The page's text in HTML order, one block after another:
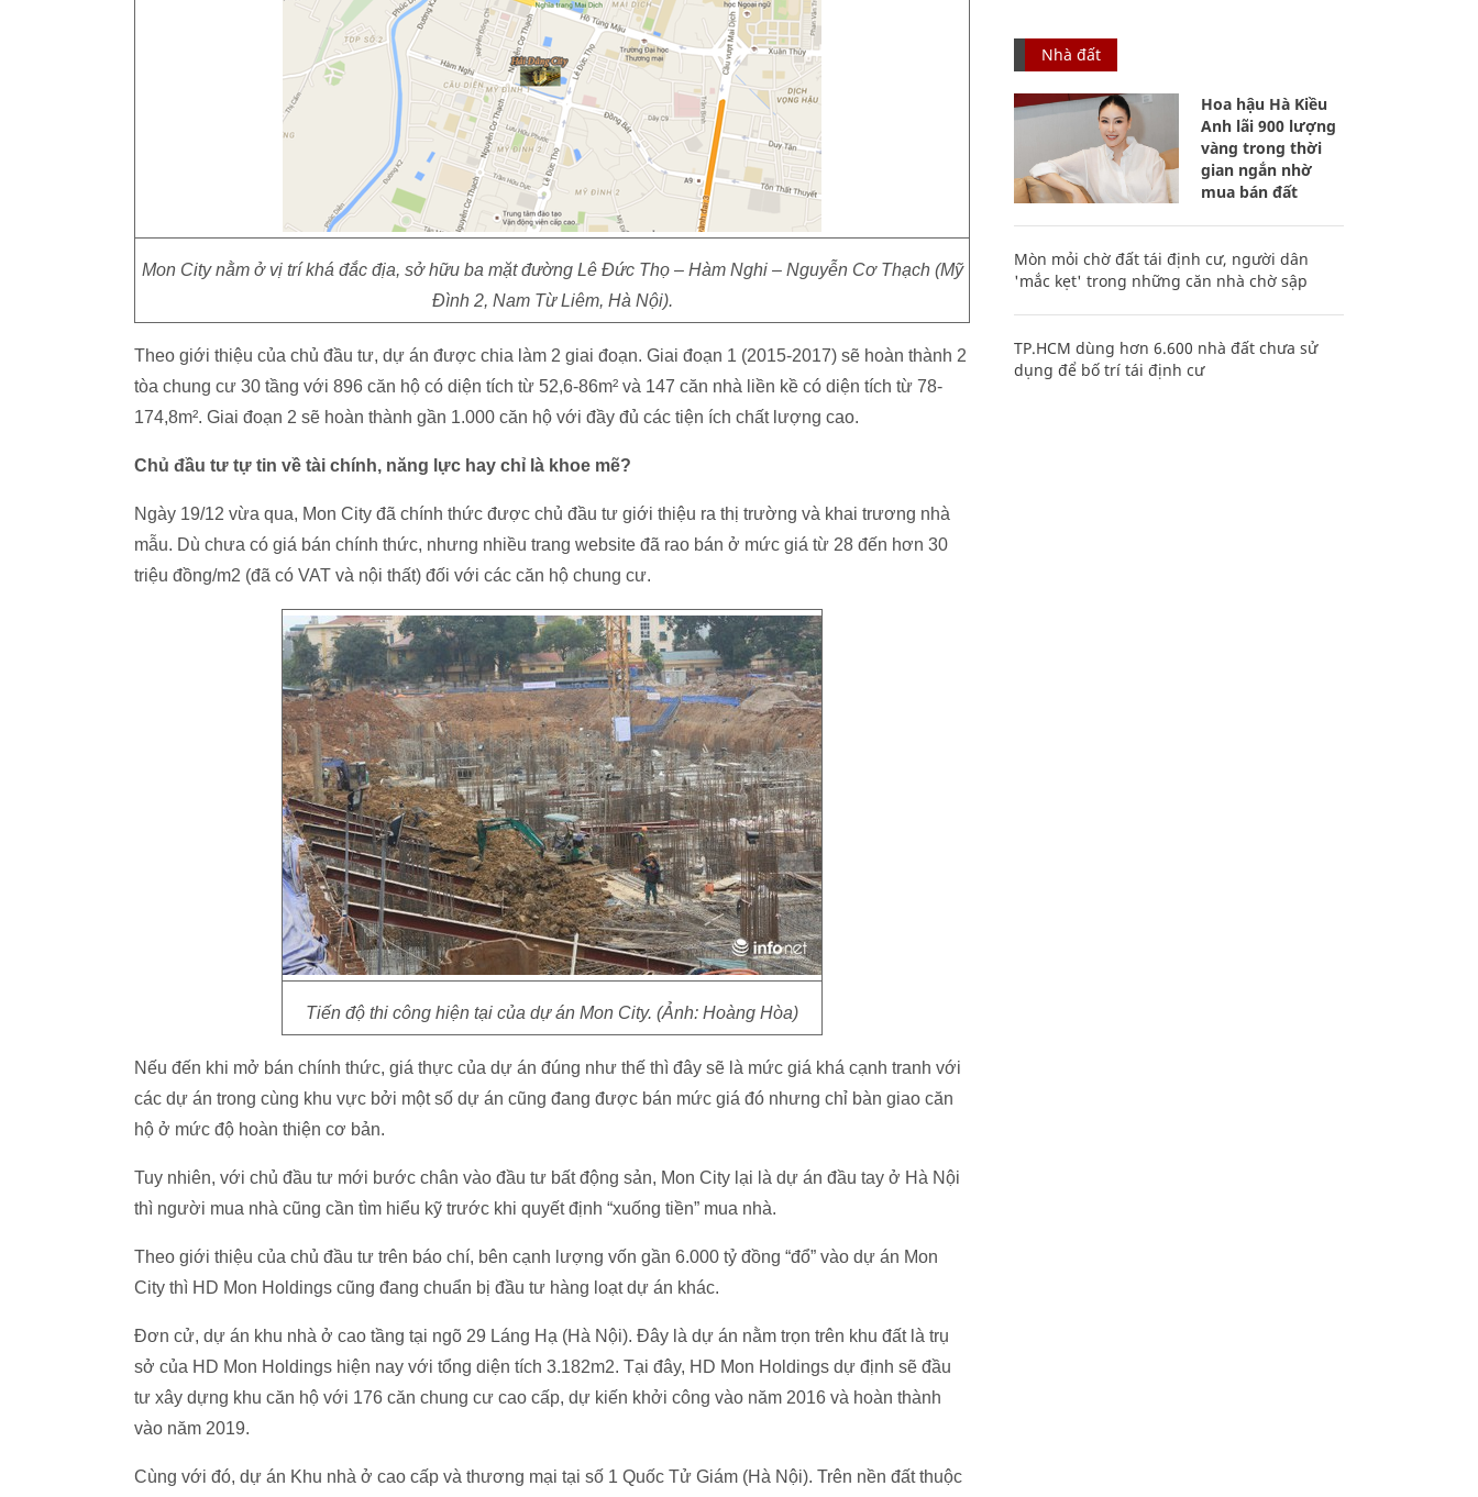
Mon City nằm ở vị trí khá đắc địa, sở hữu ba mặt đường Lê Đức Thọ – Hàm Nghi – Nguyễn Cơ Thạch (Mỹ
Đình 2, Nam Từ Liêm, Hà Nội).
Theo giới thiệu của chủ đầu tư, dự án được chia làm 2 giai đoạn. Giai đoạn 1 (2015-2017) sẽ hoàn thành 2
tòa chung cư 30 tầng với 896 căn hộ có diện tích từ 52,6-86m² và 147 căn nhà liền kề có diện tích từ 78-
174,8m². Giai đoạn 2 sẽ hoàn thành gần 1.000 căn hộ với đầy đủ các tiện ích chất lượng cao.
Chủ đầu tư tự tin về tài chính, năng lực hay chỉ là khoe mẽ?
Ngày 19/12 vừa qua, Mon City đã chính thức được chủ đầu tư giới thiệu ra thị trường và khai trương nhà
mẫu. Dù chưa có giá bán chính thức, nhưng nhiều trang website đã rao bán ở mức giá từ 28 đến hơn 30
triệu đồng/m2 (đã có VAT và nội thất) đối với các căn hộ chung cư.
Tiến độ thi công hiện tại của dự án Mon City. (Ảnh: Hoàng Hòa)
Nếu đến khi mở bán chính thức, giá thực của dự án đúng như thế thì đây sẽ là mức giá khá cạnh tranh với
các dự án trong cùng khu vực bởi một số dự án cũng đang được bán mức giá đó nhưng chỉ bàn giao căn
hộ ở mức độ hoàn thiện cơ bản.
Tuy nhiên, với chủ đầu tư mới bước chân vào đầu tư bất động sản, Mon City lại là dự án đầu tay ở Hà Nội
thì người mua nhà cũng cần tìm hiểu kỹ trước khi quyết định “xuống tiền” mua nhà.
Theo giới thiệu của chủ đầu tư trên báo chí, bên cạnh lượng vốn gần 6.000 tỷ đồng “đổ” vào dự án Mon
City thì HD Mon Holdings cũng đang chuẩn bị đầu tư hàng loạt dự án khác.
Đơn cử, dự án khu nhà ở cao tầng tại ngõ 29 Láng Hạ (Hà Nội). Đây là dự án nằm trọn trên khu đất là trụ
sở của HD Mon Holdings hiện nay với tổng diện tích 3.182m2. Tại đây, HD Mon Holdings dự định sẽ đầu
tư xây dựng khu căn hộ với 176 căn chung cư cao cấp, dự kiến khởi công vào năm 2016 và hoàn thành
vào năm 2019.
Cùng với đó, dự án Khu nhà ở cao cấp và thương mại tại số 1 Quốc Tử Giám (Hà Nội). Trên nền đất thuộc
Nhà đất
Hoa hậu Hà Kiều
Anh lãi 900 lượng
vàng trong thời
gian ngắn nhờ
mua bán đất
Mòn mỏi chờ đất tái định cư, người dân
'mắc kẹt' trong những căn nhà chờ sập
TP.HCM dùng hơn 6.600 nhà đất chưa sử
dụng để bố trí tái định cư